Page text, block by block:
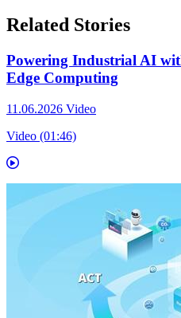
Related Stories
Powering Industrial AI
Edge Computing
11.06.2026 Video
Video (01:46)